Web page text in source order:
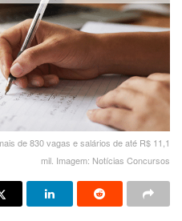
de 830 vagas e salários de até R$ 11,1
mil. Imagem: Notícias Concursos